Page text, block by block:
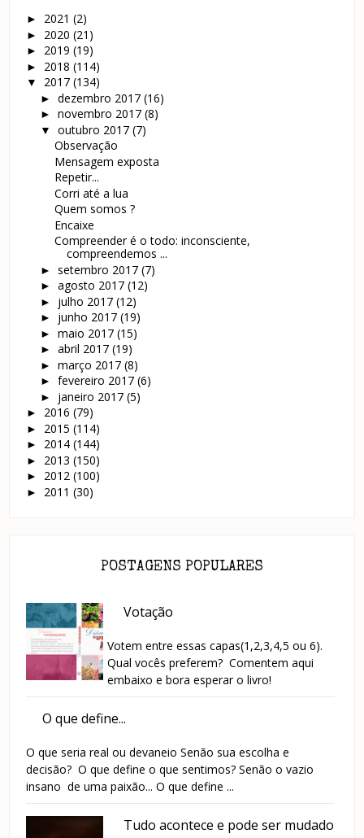
► 2021(2)
► 2020(21)
► 2019(19)
► 2018(114)
▼ 2017(134)
► dezembro 2017 (16)
► novembro 2017 (8)
▼ outubro 2017 (7)
Observação
Mensagem exposta
Repetir...
Corri até a lua
Quem somos ?
Encaixe
Compreender é o todo: inconsciente,
compreendemos ...
► setembro 2017 (7)
► agosto 2017 (12)
► julho 2017 (12)
► junho 2017 (19)
► maio 2017 (15)
► abril 2017 (19)
► março 2017 (8)
► fevereiro 2017 (6)
► janeiro 2017 (5)
► 2016(79)
► 2015(114)
► 2014(144)
► 2013(150)
► 2012(100)
► 2011(30)
POSTAGENS POPULARES
Votação
Votem entre essas capas(1,2,3,4,5 ou 6).
Qual vocês preferem? Comentem aqui
embaixo e bora esperar o livro!
O que define...
O que seria real ou devaneio Senão sua escolha e
decisão? O que define o que sentimos? Senão o vazio
insano de uma paixão... O que define ...
Tudo acontece e pode ser mudado